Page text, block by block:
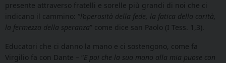
presente attraverso fratelli e sorelle più grandi di noi che ci
indicano il cammino: “l’operosità della fede, la fatica della carità,
la fermezza della speranza” come dice san Paolo (I Tess. 1,3).
Educatori che ci danno la mano e ci sostengono, come fa
Virgilio fa con Dante – “E poi che la sua mano alla mia puose con